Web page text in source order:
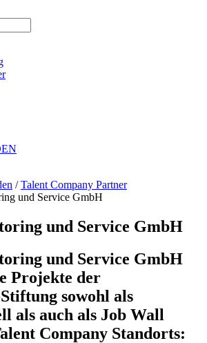
/Talent Company Partner
und Service GmbH
und Service GmbH
und Service GmbH
Projekte der
sowohl als
als auch als Job Wall
Company Standorts: